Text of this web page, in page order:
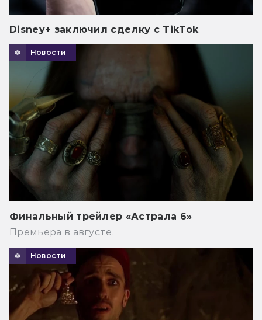
Disney+ заключил сделку с TikTok
Новости
Финальный трейлер «Астрала 6»
Премьера в августе.
Новости